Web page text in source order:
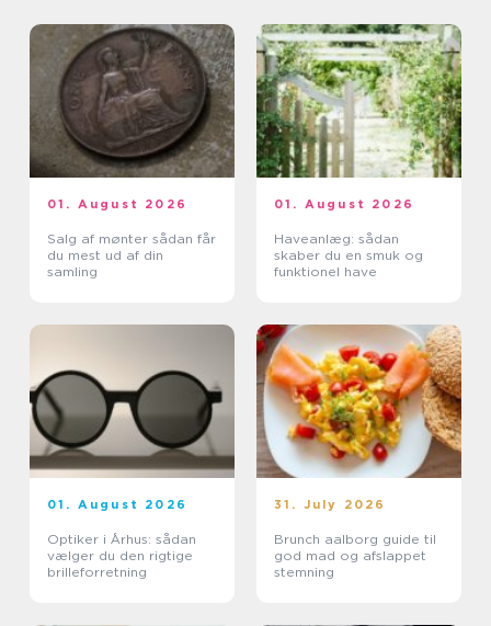
01. August 2026
Salg af mønter sådan får
du mest ud af din
samling
01. August 2026
Haveanlæg: sådan
skaber du en smuk og
funktionel have
01. August 2026
Optiker i Århus: sådan
vælger du den rigtige
brilleforretning
31. July 2026
Brunch aalborg guide til
god mad og afslappet
stemning